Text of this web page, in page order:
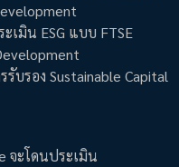
เมิน ESG แบบ FTSE
บรอง Sustainable Capital
จะโดนประเมิน